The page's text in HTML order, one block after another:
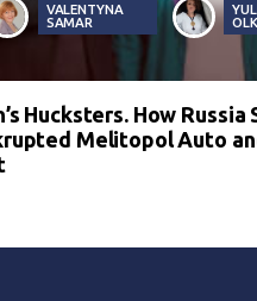
VALENTYNA
SAMAR
Hucksters. How Russia
Melitopol Auto